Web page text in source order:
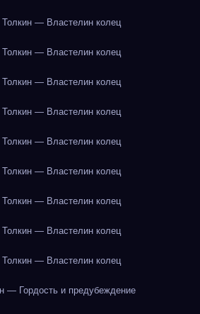
— Властелин колец
— Властелин колец
— Властелин колец
— Властелин колец
— Властелин колец
— Властелин колец
— Властелин колец
— Властелин колец
— Властелин колец
— Гордость и предубеждение